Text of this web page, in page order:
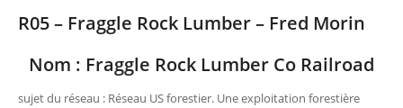
R05 – Fraggle Rock Lumber – Fred Morin
Nom : Fraggle Rock Lumber Co Railroad
sujet du réseau : Réseau US forestier. Une exploitation forestière